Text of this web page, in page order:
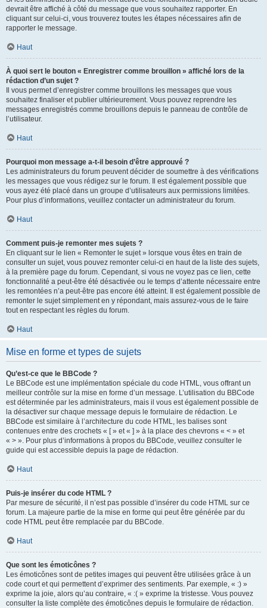
devrait être affiché à côté du message que vous souhaitez rapporter. En
cliquant sur celui-ci, vous trouverez toutes les étapes nécessaires afin de
rapporter le message.
Haut
À quoi sert le bouton « Enregistrer comme brouillon » affiché lors de la
rédaction d’un sujet ?
Il vous permet d’enregistrer comme brouillons les messages que vous
souhaitez finaliser et publier ultérieurement. Vous pouvez reprendre les
messages enregistrés comme brouillons depuis le panneau de contrôle de
l’utilisateur.
Haut
Pourquoi mon message a-t-il besoin d’être approuvé ?
Les administrateurs du forum peuvent décider de soumettre à des vérifications
les messages que vous rédigez sur le forum. Il est également possible que
vous ayez été placé dans un groupe d’utilisateurs aux permissions limitées.
Pour plus d’informations, veuillez contacter un administrateur du forum.
Haut
Comment puis-je remonter mes sujets ?
En cliquant sur le lien « Remonter le sujet » lorsque vous êtes en train de
consulter un sujet, vous pouvez remonter celui-ci en haut de la liste des sujets,
à la première page du forum. Cependant, si vous ne voyez pas ce lien, cette
fonctionnalité a peut-être été désactivée ou le temps d’attente nécessaire entre
les remontées n’a peut-être pas encore été atteint. Il est également possible de
remonter le sujet simplement en y répondant, mais assurez-vous de le faire
tout en respectant les règles du forum.
Haut
Mise en forme et types de sujets
Qu’est-ce que le BBCode ?
Le BBCode est une implémentation spéciale du code HTML, vous offrant un
meilleur contrôle sur la mise en forme d’un message. L’utilisation du BBCode
est déterminée par les administrateurs, mais il vous est également possible de
la désactiver sur chaque message depuis le formulaire de rédaction. Le
BBCode est similaire à l’architecture du code HTML, les balises sont
contenues entre des crochets « [ » et « ] » à la place des chevrons « < » et
« > ». Pour plus d’informations à propos du BBCode, veuillez consulter le
guide qui est accessible depuis la page de rédaction.
Haut
Puis-je insérer du code HTML ?
Par mesure de sécurité, il n’est pas possible d’insérer du code HTML sur ce
forum. La majeure partie de la mise en forme qui peut être générée par du
code HTML peut être remplacée par du BBCode.
Haut
Que sont les émoticônes ?
Les émoticônes sont de petites images qui peuvent être utilisées grâce à un
code court et qui permettent d’exprimer des sentiments. Par exemple, « :) »
exprime la joie, alors qu’au contraire, « :( » exprime la tristesse. Vous pouvez
consulter la liste complète des émoticônes depuis le formulaire de rédaction.